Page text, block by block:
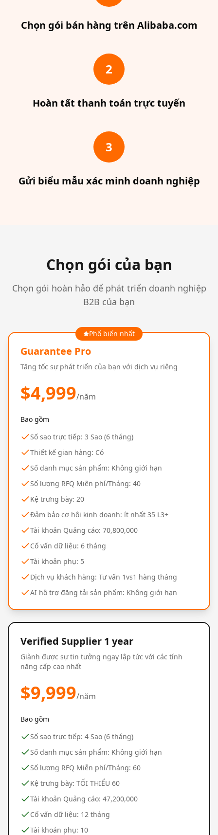
Chọn gói bán hàng trên Alibaba.com
2
Hoàn tất thanh toán trực tuyến
3
Gửi biểu mẫu xác minh doanh nghiệp
Chọn gói của bạn
Chọn gói hoàn hảo để phát triển doanh nghiệp
B2B của bạn
Phổ biến nhất
Guarantee Pro
Tăng tốc sự phát triển của bạn với dịch vụ riêng
$4,999/năm
Bao gồm
Số sao trực tiếp: 3 Sao (6 tháng)
Thiết kế gian hàng: Có
Số danh mục sản phẩm: Không giới hạn
Số lượng RFQ Miễn phí/Tháng: 40
Kệ trưng bày: 20
Đảm bảo cơ hội kinh doanh: ít nhất 35 L3+
Tài khoản Quảng cáo: 70,800,000
Cố vấn dữ liệu: 6 tháng
Tài khoản phụ: 5
Dịch vụ khách hàng: Tư vấn 1vs1 hàng tháng
AI hỗ trợ đăng tải sản phẩm: Không giới hạn
Verified Supplier 1 year
Giành được sự tin tưởng ngay lập tức với các tính
năng cấp cao nhất
$9,999/năm
Bao gồm
Số sao trực tiếp: 4 Sao (6 tháng)
Số danh mục sản phẩm: Không giới hạn
Số lượng RFQ Miễn phí/Tháng: 60
Kệ trưng bày: TỐI THIỂU 60
Tài khoản Quảng cáo: 47,200,000
Cố vấn dữ liệu: 12 tháng
Tài khoản phụ: 10